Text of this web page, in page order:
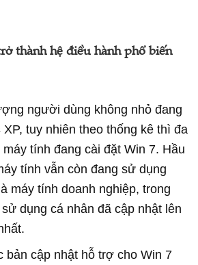
thành hệ điều hành phổ biến
người dùng không nhỏ đang
tuy nhiên theo thống kê thì đa
tính đang cài đặt Win 7. Hầu
tính vẫn còn đang sử dụng
máy tính doanh nghiệp, trong
dụng cá nhân đã cập nhật lên
bản cập nhật hỗ trợ cho Win 7